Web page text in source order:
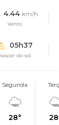
4.44 km/h
Vento
05h37
do sol
Segunda
28°